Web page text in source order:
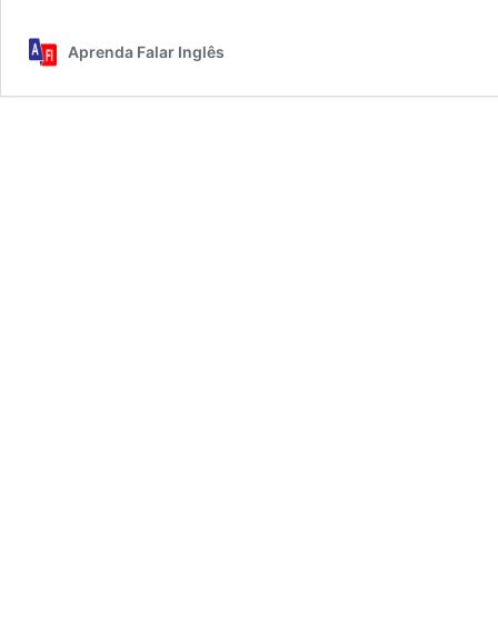
Música
Aprenda Falar Inglês